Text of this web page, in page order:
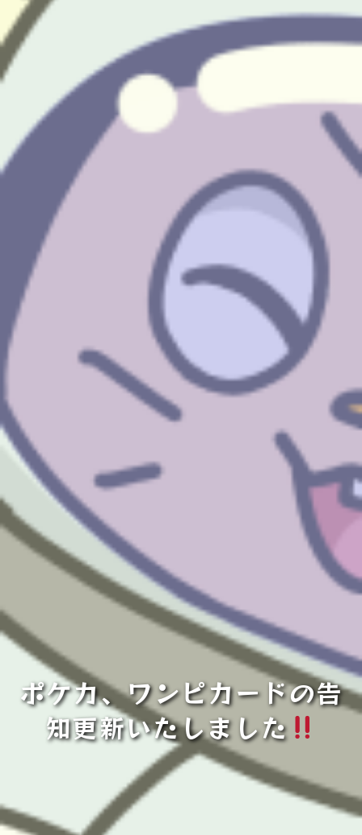
ポケカ、ワンピカードの告
知更新いたしました